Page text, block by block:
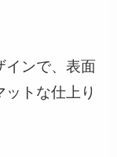
インで、表面
トな仕上り